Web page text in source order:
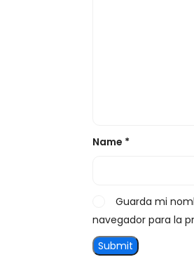
Name *
Guarda mi
navegador para la